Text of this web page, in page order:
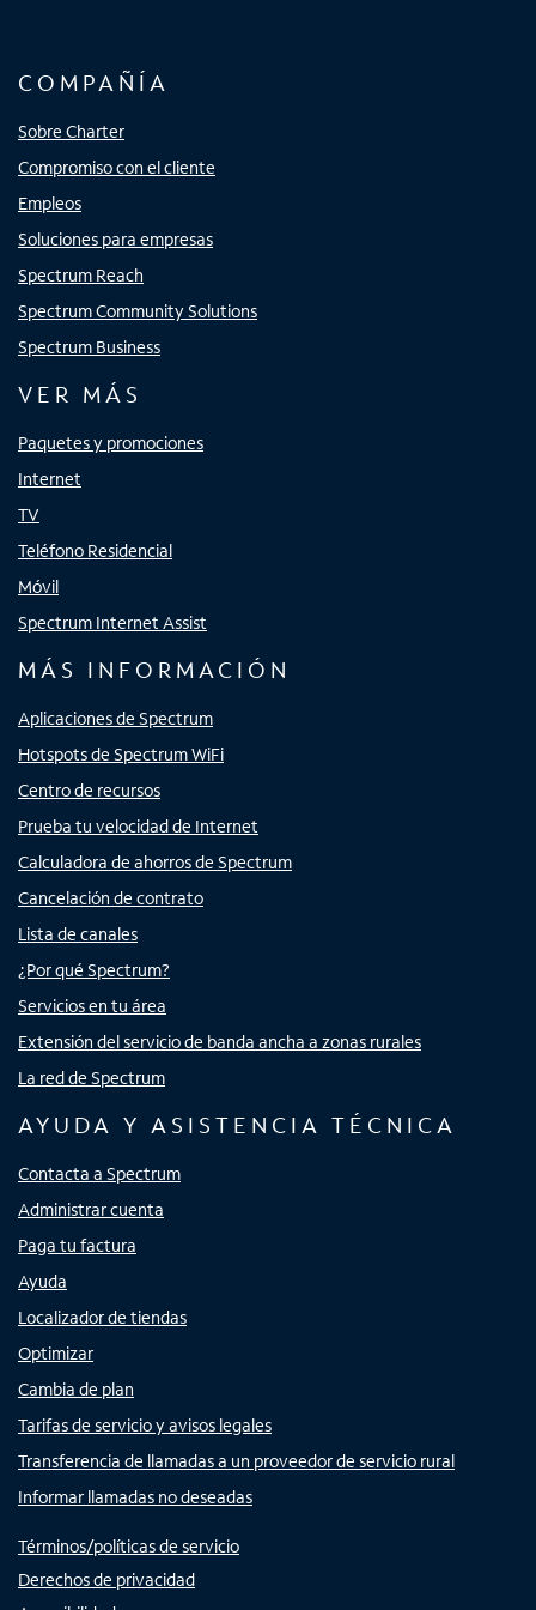
COMPAÑÍA
Sobre Charter
Compromiso con el cliente
Empleos
Soluciones para empresas
Spectrum Reach
Spectrum Community Solutions
Spectrum Business
VER MÁS
Paquetes y promociones
Internet
TV
Teléfono Residencial
Móvil
Spectrum Internet Assist
MÁS INFORMACIÓN
Aplicaciones de Spectrum
Hotspots de Spectrum WiFi
Centro de recursos
Prueba tu velocidad de Internet
Calculadora de ahorros de Spectrum
Cancelación de contrato
Lista de canales
¿Por qué Spectrum?
Servicios en tu área
Extensión del servicio de banda ancha a zonas rurales
La red de Spectrum
AYUDA Y ASISTENCIA TÉCNICA
Contacta a Spectrum
Administrar cuenta
Paga tu factura
Ayuda
Localizador de tiendas
Optimizar
Cambia de plan
Tarifas de servicio y avisos legales
Transferencia de llamadas a un proveedor de servicio rural
Informar llamadas no deseadas
Términos/políticas de servicio
Derechos de privacidad